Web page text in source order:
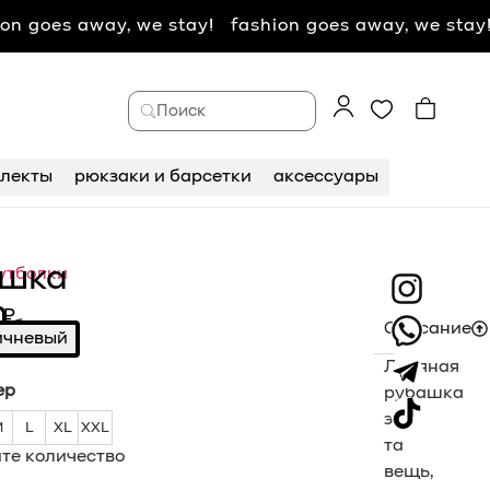
we stay! fashion goes away, we stay!
Поиск
рюкзаки и барсетки аксессуары
₽
L
L
XL
XL
XXL
XXL
количество
Описание
Льняная
рубашка
это
та
вещь,